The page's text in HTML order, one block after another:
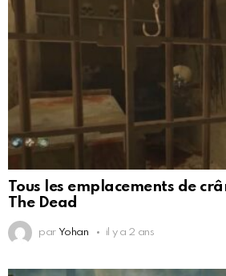
Tous les emplacements de
The Dead
par Yohan il y a 2 ans